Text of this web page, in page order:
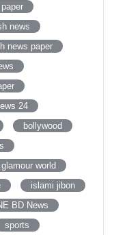
news
news paper
24
bollywood
glamour world
islami jibon
BD News
sports